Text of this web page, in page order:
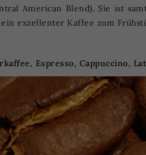
American Blend). Sie ist
exzellenter Kaffee zum
Espresso, Cappuccino,